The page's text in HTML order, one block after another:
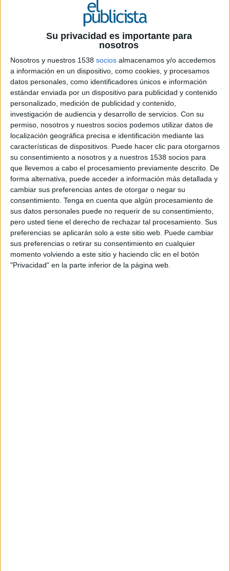
Su privacidad es importante para
nosotros
Nosotros y nuestros 1538 socios almacenamos y/o accedemos
a información en un dispositivo, como cookies, y procesamos
datos personales, como identificadores únicos e información
estándar enviada por un dispositivo para publicidad y contenido
personalizado, medición de publicidad y contenido,
investigación de audiencia y desarrollo de servicios. Con su
permiso, nosotros y nuestros socios podemos utilizar datos de
localización geográfica precisa e identificación mediante las
características de dispositivos. Puede hacer clic para otorgarnos
su consentimiento a nosotros y a nuestros 1538 socios para
que llevemos a cabo el procesamiento previamente descrito. De
forma alternativa, puede acceder a información más detallada y
cambiar sus preferencias antes de otorgar o negar su
consentimiento. Tenga en cuenta que algún procesamiento de
sus datos personales puede no requerir de su consentimiento,
pero usted tiene el derecho de rechazar tal procesamiento. Sus
preferencias se aplicarán solo a este sitio web. Puede cambiar
sus preferencias o retirar su consentimiento en cualquier
momento volviendo a este sitio y haciendo clic en el botón
"Privacidad" en la parte inferior de la página web.
C/ Teresa Gil, 20 bis. Edificio Don rodrigo 47002
Valladolid Tel.: 983 30 79 44 Fax: 983 30 79 25
rqr@rqrcom.com www.rqrcom.com
IMPRIMIR
TWEET
SHARE
SHARE
ENVIAR
PIN